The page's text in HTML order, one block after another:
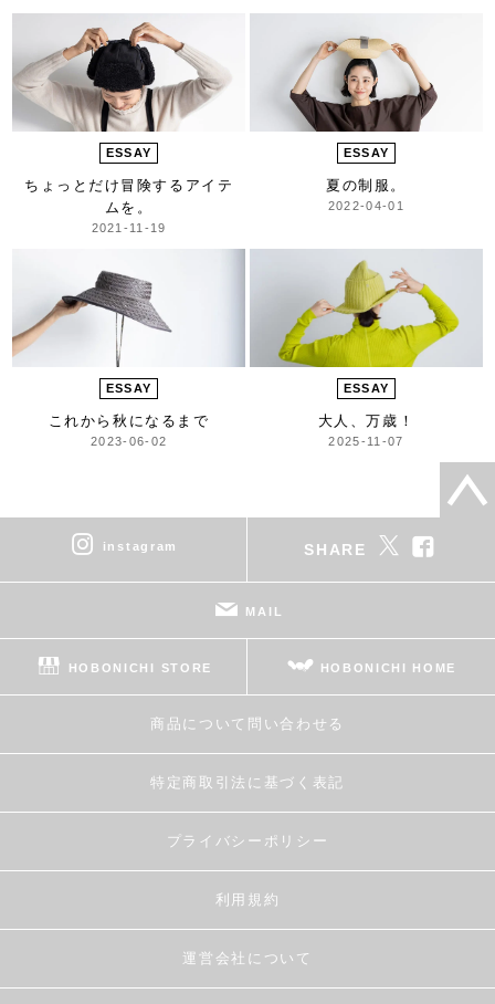
ESSAY
ちょっとだけ冒険するアイテ
ムを。
2021-11-19
ESSAY
夏の制服。
2022-04-01
ESSAY
これから秋になるまで
2023-06-02
ESSAY
大人、万歳！
2025-11-07
instagram SHARE
MAIL
HOBONICHI STORE HOBONICHI HOME
商品について問い合わせる
特定商取引法に基づく表記
プライバシーポリシー
利用規約
運営会社について